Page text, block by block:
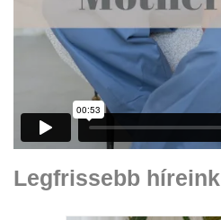
Legfrissebb híreink